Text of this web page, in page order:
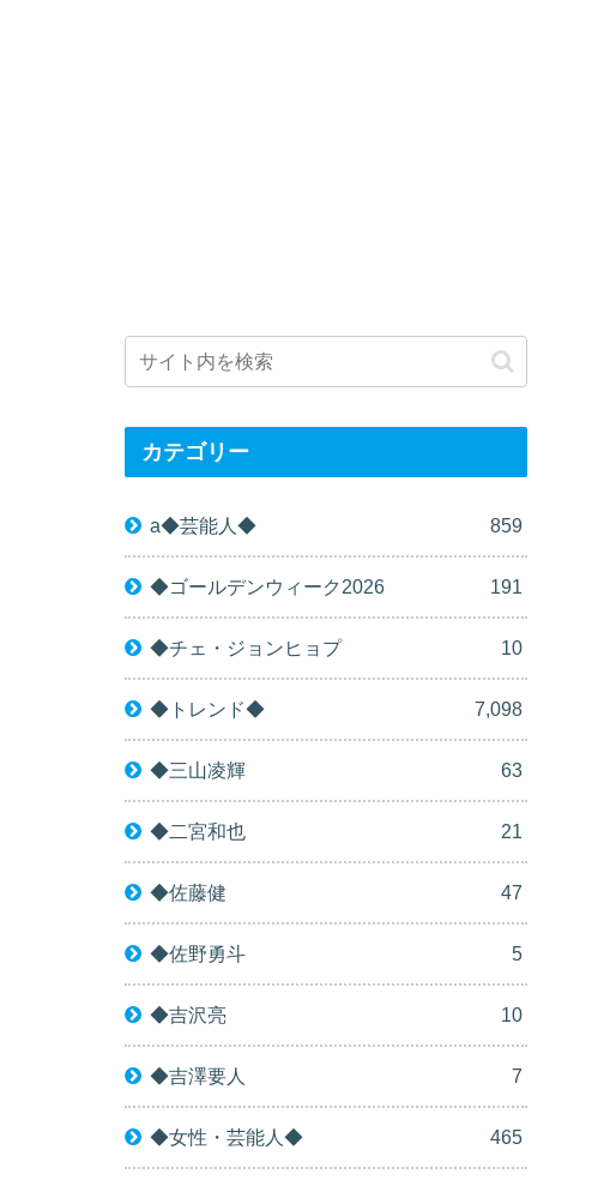
カテゴリー
a◆芸能人◆ 859
◆ゴールデンウィーク2026 191
◆チェ・ジョンヒョプ 10
◆トレンド◆ 7,098
◆三山凌輝 63
◆二宮和也 21
◆佐藤健 47
◆佐野勇斗 5
◆吉沢亮 10
◆吉澤要人 7
◆女性・芸能人◆ 465